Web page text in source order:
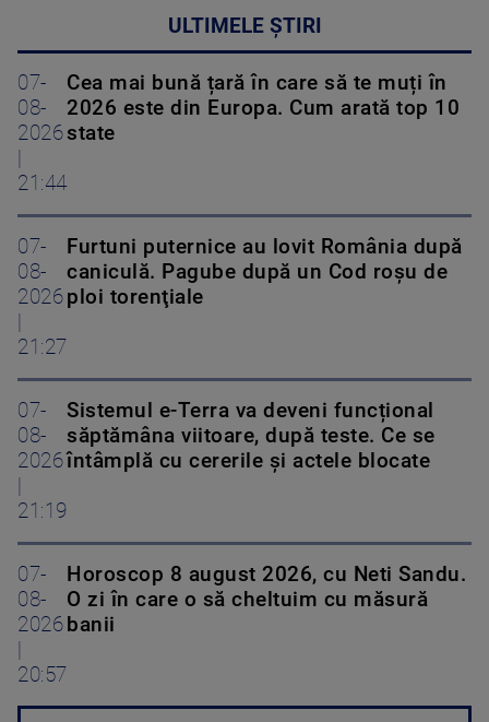
ULTIMELE ȘTIRI
07-
08-
2026
21:44
Cea mai bună țară în care să te muți în
2026 este din Europa. Cum arată top 10
state
07-
08-
2026
21:27
Furtuni puternice au lovit România după
caniculă. Pagube după un Cod roşu de
ploi torenţiale
07-
08-
2026
21:19
Sistemul e-Terra va deveni funcțional
săptămâna viitoare, după teste. Ce se
întâmplă cu cererile și actele blocate
07-
08-
2026
20:57
Horoscop 8 august 2026, cu Neti Sandu.
O zi în care o să cheltuim cu măsură
banii